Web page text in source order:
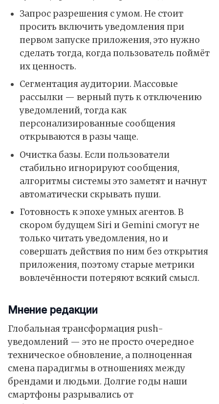
Запрос разрешения с умом. Не стоит
просить включить уведомления при
первом запуске приложения, это нужно
сделать тогда, когда пользователь поймёт
их ценность.
Сегментация аудитории. Массовые
рассылки — верный путь к отключению
уведомлений, тогда как
персонализированные сообщения
открываются в разы чаще.
Очистка базы. Если пользователи
стабильно игнорируют сообщения,
алгоритмы системы это заметят и начнут
автоматически скрывать пуши.
Готовность к эпохе умных агентов. В
скором будущем Siri и Gemini смогут не
только читать уведомления, но и
совершать действия по ним без открытия
приложения, поэтому старые метрики
вовлечённости потеряют всякий смысл.
Мнение редакции
Глобальная трансформация push-
уведомлений — это не просто очередное
техническое обновление, а полноценная
смена парадигмы в отношениях между
брендами и людьми. Долгие годы наши
смартфоны разрывались от